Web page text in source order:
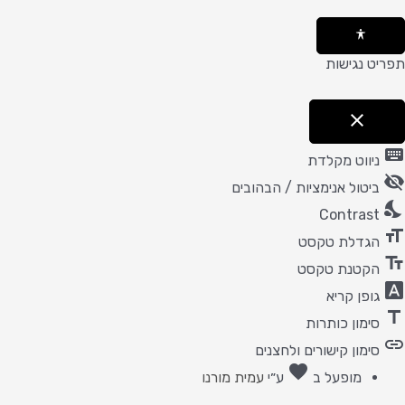
תפריט נגישות
close
פתיחה
וסגירה
של
תפריט
הנגישות
keyboard ניווט מקלדת
visibility_off ביטול אנימציות / הבהובים
nights_stay
Contrast
format_size הגדלת טקסט
text_fields הקטנת טקסט
font_download גופן קריא
title סימון כותרות
link סימון קישורים ולחצנים
מופעל ב favorite אהבה
ע״י עמית מורנו